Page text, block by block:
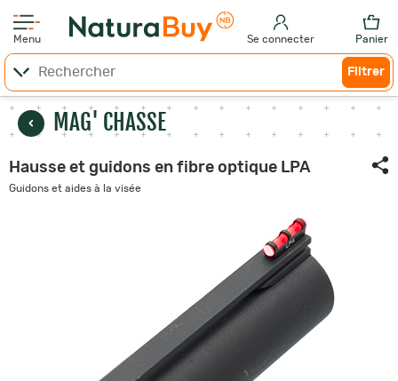
Menu Se connecter Panier
Filtrer
MAG' CHASSE
Hausse et guidons en fibre optique LPA
Guidons et aides à la visée